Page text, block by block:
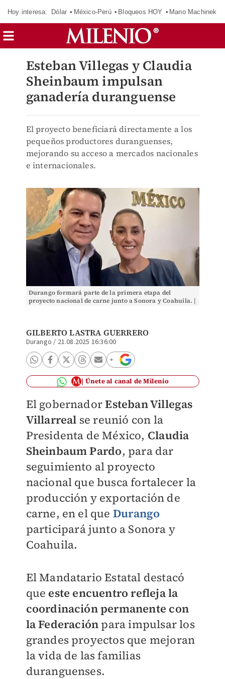
Hoy interesa: Dólar México-Perú Bloqueos HOY Mano Machinek
Esteban Villegas y Claudia
Sheinbaum impulsan
ganadería duranguense
El proyecto beneficiará directamente a los
pequeños productores duranguenses,
mejorando su acceso a mercados nacionales
e internacionales.
Durango formará parte de la primera etapa del
proyecto nacional de carne junto a Sonora y Coahuila. |
GILBERTO LASTRA GUERRERO
Durango / 21.08.2025 16:36:00
Únete al canal de Milenio
El gobernadorEsteban Villegas
Villarreal se reunió con la
Presidenta de México, Claudia
Sheinbaum Pardo, para dar
seguimiento al proyecto
nacional que busca fortalecer la
producción y exportación de
carne, en el que Durango
participará junto a Sonora y
Coahuila.
El Mandatario Estatal destacó
que este encuentro refleja la
coordinación permanente con
la Federación para impulsar los
grandes proyectos que mejoran
la vida de las familias
duranguenses.